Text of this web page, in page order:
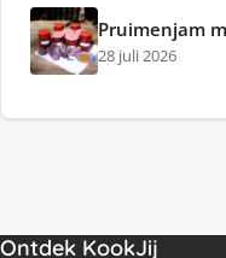
Pruimenjam
28 juli 2026
Ontdek KookJij